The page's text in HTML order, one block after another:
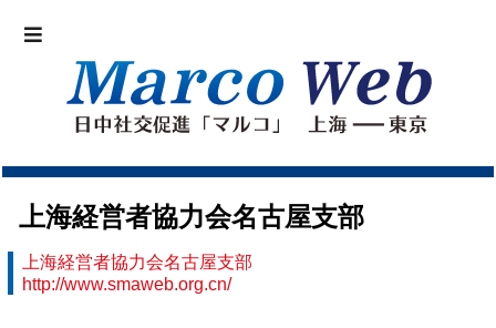
上海経営者協力会名古屋支部
上海経営者協力会名古屋支部
http://www.smaweb.org.cn/